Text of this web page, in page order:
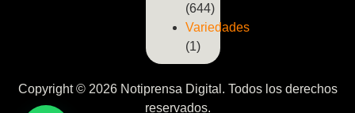
(644)
Variedades
(1)
Copyright © 2026 Notiprensa Digital. Todos los derechos
reservados.